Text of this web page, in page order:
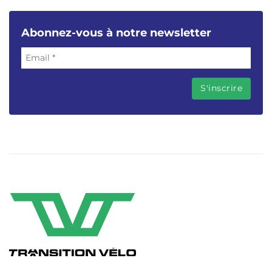
Abonnez-vous à notre newsletter